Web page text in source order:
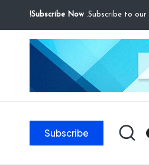
Subscribe Now!
Subscribe